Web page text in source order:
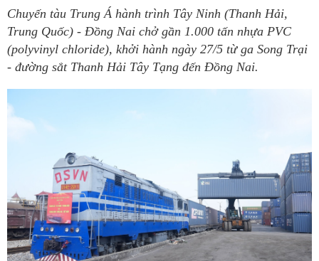
Chuyến tàu Trung Á hành trình Tây Ninh (Thanh Hải,
Trung Quốc) - Đồng Nai chở gần 1.000 tấn nhựa PVC
(polyvinyl chloride), khởi hành ngày 27/5 từ ga Song Trại
- đường sắt Thanh Hải Tây Tạng đến Đồng Nai.